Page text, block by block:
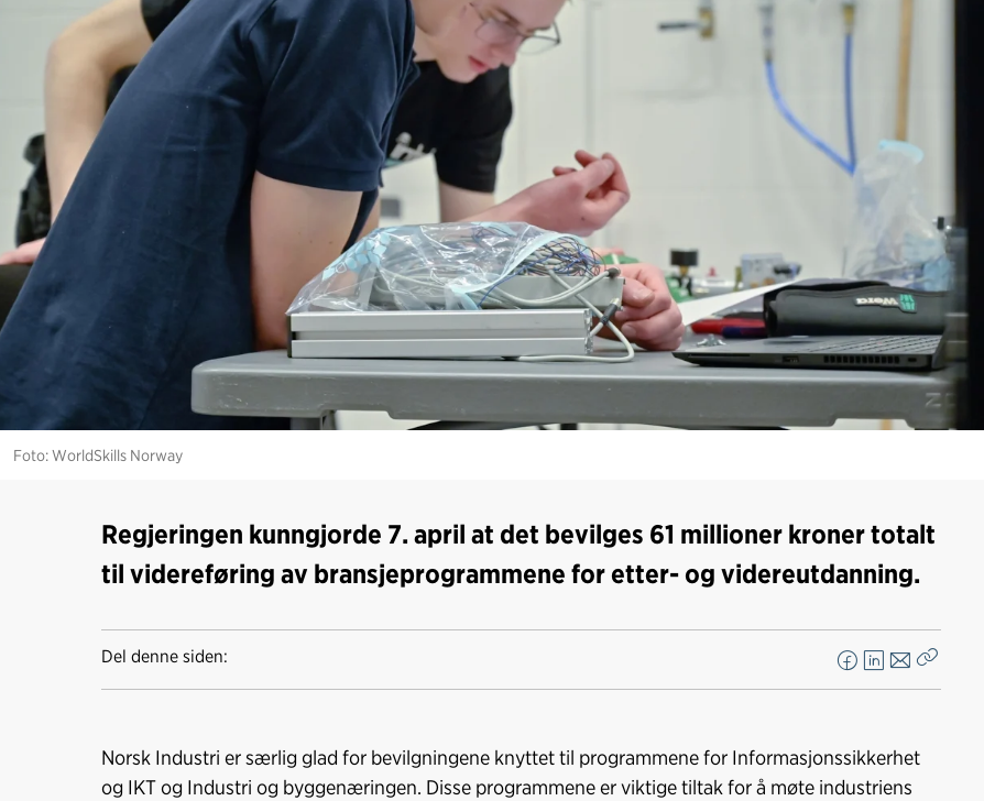
Foto: WorldSkills Norway
Regjeringen kunngjorde 7. april at det bevilges 61 millioner kroner totalt
til videreføring av bransjeprogrammene for etter- og videreutdanning.
Del denne siden:
F
e
b
L
k
e
E
o
Norsk Industri er særlig glad for bevilgningene knyttet til programmene for Informasjonssikkerhet
og IKT og Industri og byggenæringen. Disse programmene er viktige tiltak for å møte industriens